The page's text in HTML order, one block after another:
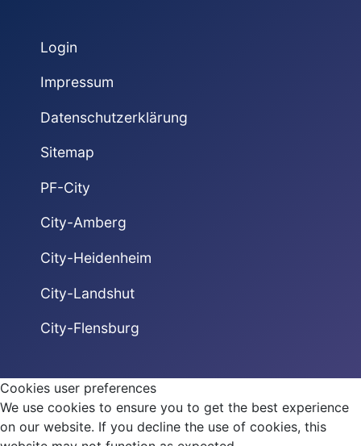
Login
Impressum
Datenschutzerklärung
Sitemap
PF-City
City-Amberg
City-Heidenheim
City-Landshut
City-Flensburg
Cookies user preferences
We use cookies to ensure you to get the best experience
on our website. If you decline the use of cookies, this